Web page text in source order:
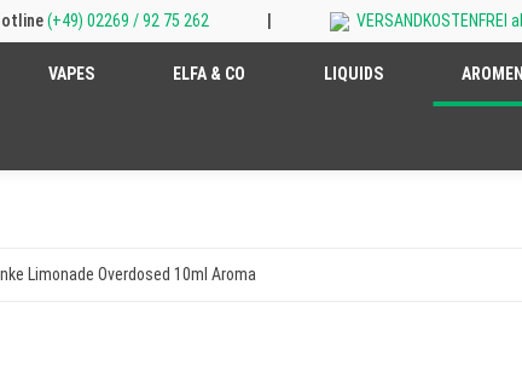
(+49) 02269 / 92 75 262 VERSANDKOSTENFREI
VAPES ELFA & CO LIQUIDS AROMEN
Limonade Overdosed 10ml Aroma